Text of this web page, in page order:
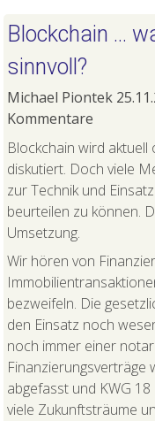
Blockchain …
sinnvoll?
Michael Piontek
Kommentare
Blockchain wird
diskutiert. Doch viele
zur Technik und
beurteilen zu können.
Umsetzung.
Wir hören von
bezweifeln. Die
den Einsatz noch
noch immer einer
Finanzierungsverträge
abgefasst und KWG
viele Zukunftsträume